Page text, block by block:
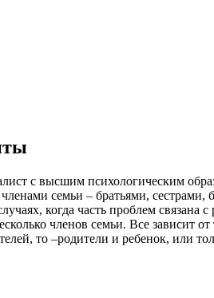
с высшим психологическим
семьи – братьями,
когда часть проблем связана
членов семьи. Все зависит
то –родители и ребенок, или